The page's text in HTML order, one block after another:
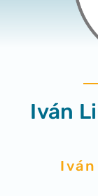
Iván